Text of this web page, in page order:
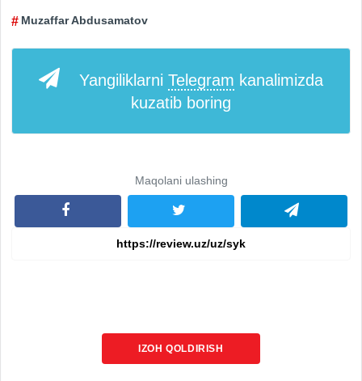
Muzaffar Abdusamatov
Yangiliklarni Telegram kanalimizda
kuzatib boring
Maqolani ulashing
IZOH QOLDIRISH